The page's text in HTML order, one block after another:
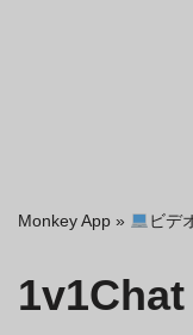
Monkey App » ビデ
1v1Chat